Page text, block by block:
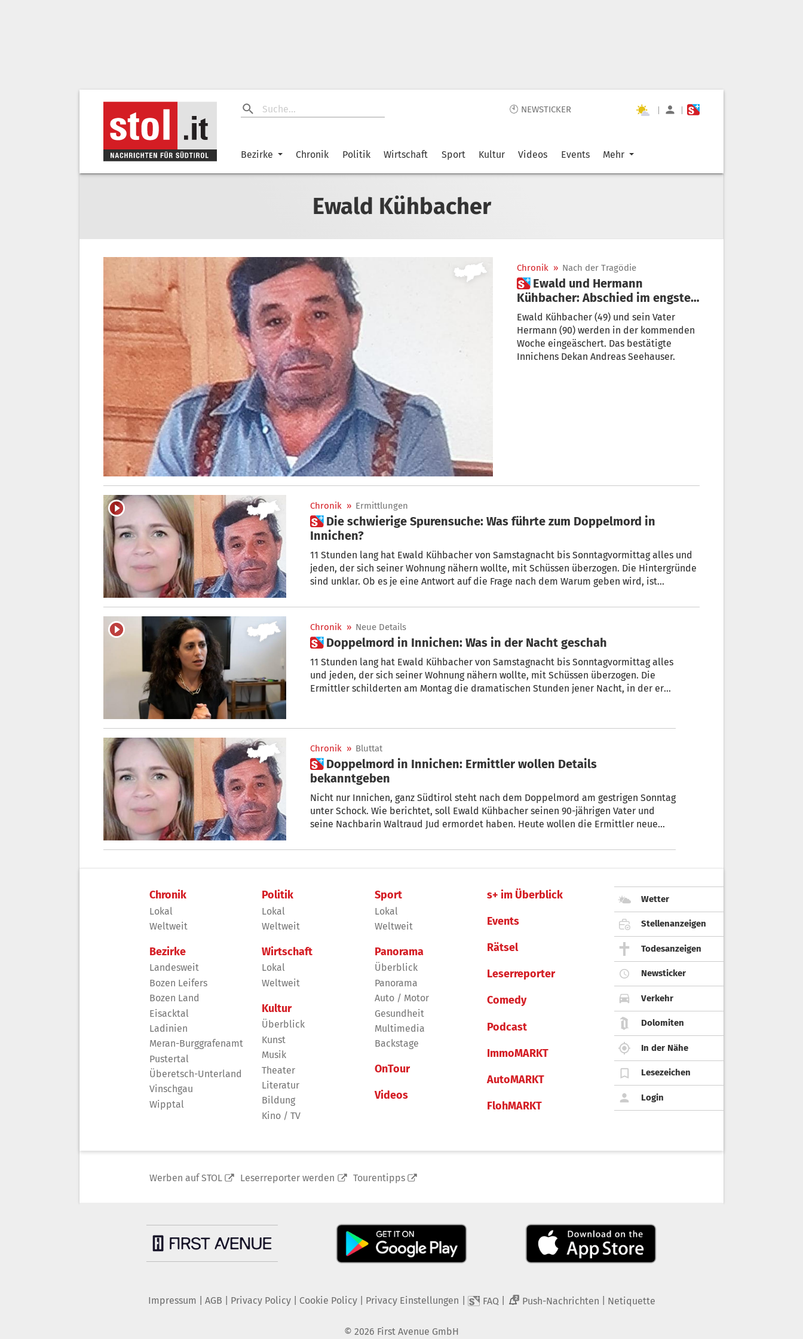
🕙 NEWSTICKER | |
Bezirke Chronik Politik Wirtschaft Sport Kultur Videos Events Mehr
Ewald Kühbacher
Chronik » Nach der Tragödie
 Ewald und Hermann
Kühbacher: Abschied im engsten
Kreis
Ewald Kühbacher (49) und sein Vater
Hermann (90) werden in der kommenden
Woche eingeäschert. Das bestätigte
Innichens Dekan Andreas Seehauser.
Chronik » Ermittlungen
 Die schwierige Spurensuche: Was führte zum Doppelmord in
Innichen?
11 Stunden lang hat Ewald Kühbacher von Samstagnacht bis Sonntagvormittag alles und
jeden, der sich seiner Wohnung nähern wollte, mit Schüssen überzogen. Die Hintergründe
sind unklar. Ob es je eine Antwort auf die Frage nach dem Warum geben wird, ist
der Kühbacher seinen 90-jährigen Vater Hermann und die 50-jährige Nachbarin Waltraud
Jud erschoss.
Chronik » Neue Details
 Doppelmord in Innichen: Was in der Nacht geschah
11 Stunden lang hat Ewald Kühbacher von Samstagnacht bis Sonntagvormittag alles
und jeden, der sich seiner Wohnung nähern wollte, mit Schüssen überzogen. Die
Ermittler schilderten am Montag die dramatischen Stunden jener Nacht, in der er
Chronik » Bluttat
 Doppelmord in Innichen: Ermittler wollen Details
bekanntgeben
Nicht nur Innichen, ganz Südtirol steht nach dem Doppelmord am gestrigen Sonntag
unter Schock. Wie berichtet, soll Ewald Kühbacher seinen 90-jährigen Vater und
seine Nachbarin Waltraud Jud ermordet haben. Heute wollen die Ermittler neue
Chronik
Lokal
Weltweit
Bezirke
Landesweit
Bozen Leifers
Bozen Land
Eisacktal
Ladinien
Meran-Burggrafenamt
Pustertal
Überetsch-Unterland
Vinschgau
Wipptal
Politik
Lokal
Weltweit
Wirtschaft
Lokal
Weltweit
Kultur
Überblick
Kunst
Musik
Theater
Literatur
Bildung
Kino / TV
Sport
Lokal
Weltweit
Panorama
Überblick
Panorama
Auto / Motor
Gesundheit
Multimedia
Backstage
OnTour
Videos
s+ im Überblick
Events
Rätsel
Leserreporter
Comedy
Podcast
ImmoMARKT
AutoMARKT
FlohMARKT
Wetter
Stellenanzeigen
Todesanzeigen
Newsticker
Verkehr
Dolomiten
In der Nähe
Lesezeichen
Login
Werben auf STOL Leserreporter werden Tourentipps
Impressum AGB Privacy Policy| Cookie Policy| Privacy Einstellungen FAQ 2 Push-Nachrichten Netiquette
© 2026 First Avenue GmbH